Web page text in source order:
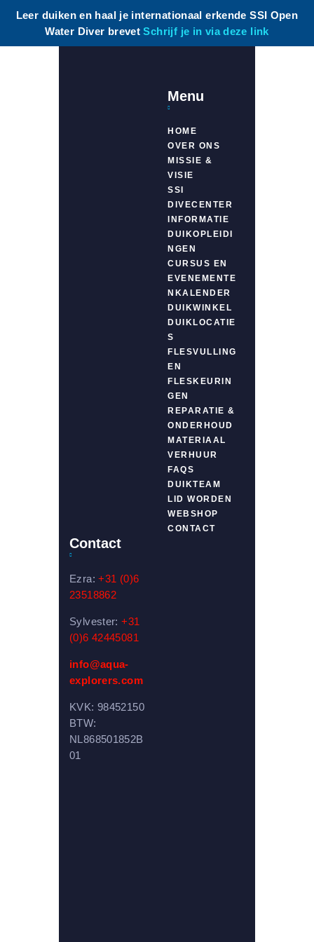
Leer duiken en haal je internationaal erkende SSI Open
Water Diver brevetSchrijf je in via deze link
Menu
HOME
OVER ONS
MISSIE &
VISIE
SSI
DIVECENTER
INFORMATIE
DUIKOPLEIDI
NGEN
CURSUS EN
EVENEMENTE
NKALENDER
DUIKWINKEL
DUIKLOCATIE
S
FLESVULLING
EN
FLESKEURIN
GEN
REPARATIE &
ONDERHOUD
MATERIAAL
VERHUUR
FAQS
DUIKTEAM
LID WORDEN
WEBSHOP
CONTACT
Contact
Ezra:+31 (0)6
23518862
Sylvester:+31
(0)6 42445081
info@aqua-
explorers.com
KVK: 98452150
BTW:
NL868501852B
01